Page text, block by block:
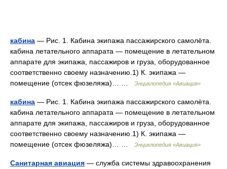
кабина — Рис. 1. Кабина экипажа пассажирского самолёта.
кабина летательного аппарата — помещение в летательном
аппарате для экипажа, пассажиров и груза, оборудованное
соответственно своему назначению.1) К. экипажа —
помещение (отсек фюзеляжа)… …
Энциклопедия «Авиация»
кабина — Рис. 1. Кабина экипажа пассажирского самолёта.
кабина летательного аппарата — помещение в летательном
аппарате для экипажа, пассажиров и груза, оборудованное
соответственно своему назначению.1) К. экипажа —
помещение (отсек фюзеляжа)… …
Энциклопедия «Авиация»
Санитарная авиация — служба системы здравоохранения